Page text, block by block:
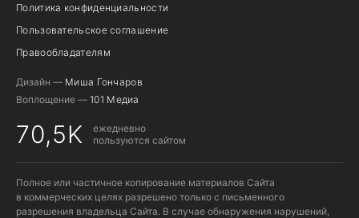
Политика конфиденциальности
Пользовательское соглашение
Правообладателям
Дизайн — Миша Гончаров
Воплощение — 101 Медиа
70,5K
ежедневно
пользуются сайтом
Полное или частичное копирование материалов Сайта
в коммерческих целях разрешено только с письменного
разрешения владельца Сайта. В случае обнаружения нарушений,